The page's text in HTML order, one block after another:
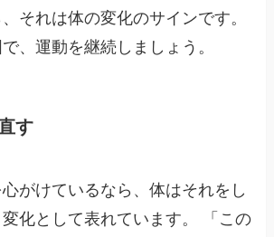
それは体の変化のサインです。
、運動を継続しましょう。
す
がけているなら、体はそれをし
化として表れています。 「この